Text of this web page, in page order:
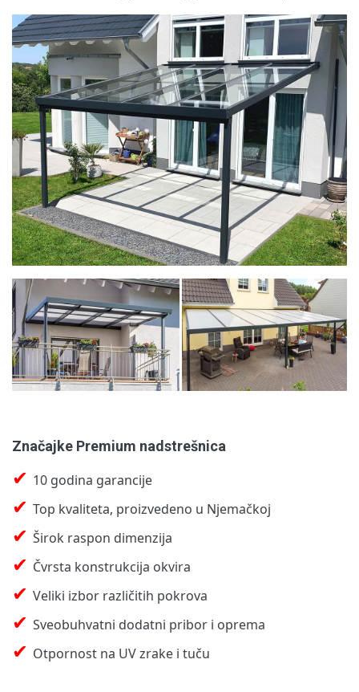
Značajke Premium nadstrešnica
✔ 10 godina garancije
✔ Top kvaliteta, proizvedeno u Njemačkoj
✔ Širok raspon dimenzija
✔ Čvrsta konstrukcija okvira
✔ Veliki izbor različitih pokrova
✔ Sveobuhvatni dodatni pribor i oprema
✔ Otpornost na UV zrake i tuču